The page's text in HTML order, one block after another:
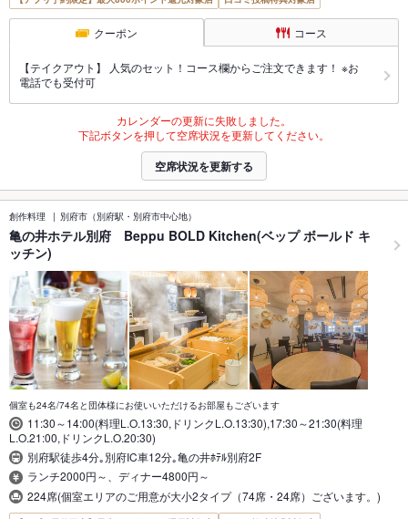
クーポン コース
【テイクアウト】 人気のセット！コース欄からご注文できます！ ※お
電話でも受付可
カレンダーの更新に失敗しました。
下記ボタンを押して空席状況を更新してください。
空席状況を更新する
創作料理 別府市（別府駅・別府市中心地）
亀の井ホテル別府 Beppu BOLD Kitchen(ベップ ボールド キ
ッチン)
個室も24名/74名と団体様にお使いいただけるお部屋もございます
11:30～14:00(料理L.O.13:30,ドリンクL.O.13:30),17:30～21:30(料理
L.O.21:00,ドリンクL.O.20:30)
別府駅徒歩4分｡別府IC車12分｡亀の井ﾎﾃﾙ別府2F
ランチ2000円～、ディナー4800円～
224席(個室エリアのご用意が大小2タイプ（74席・24席）ございます。)